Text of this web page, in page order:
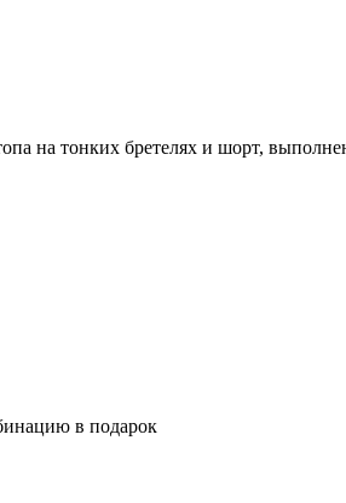
на тонких бретелях и шорт,
в подарок